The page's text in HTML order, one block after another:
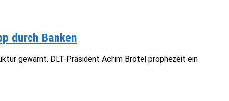
durch Banken
gewarnt. DLT-Präsident Achim Brötel prophezeit ein